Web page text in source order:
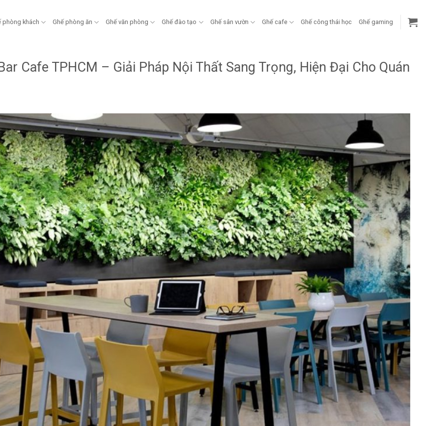
phòng khách Ghế phòng ăn Ghế văn phòng Ghế đào tạo Ghế sân vườn Ghế cafe Ghế công thái học Ghế gaming
Cafe TPHCM – Giải Pháp Nội Thất Sang Trọng, Hiện Đại Cho Quán